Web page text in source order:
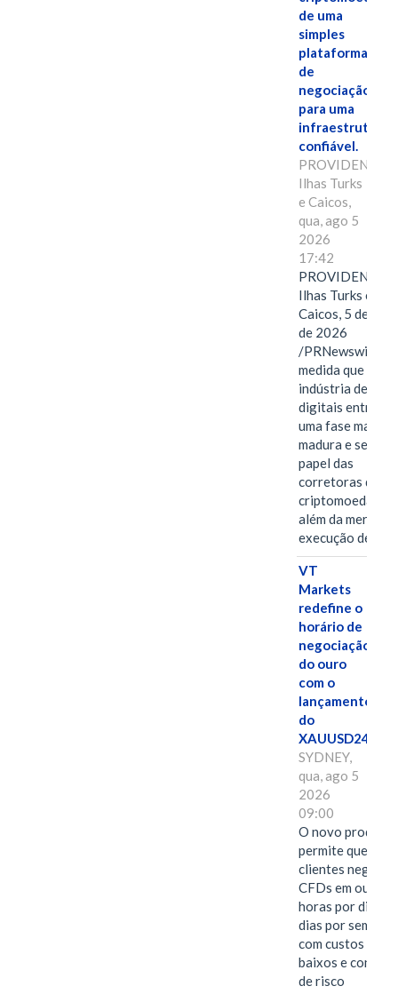
de uma
simples
plataforma
de
negociação
para uma
infraestrutura
confiável.
Ilhas Turks
e Caicos,
qua, ago 5
2026
17:42
Ilhas Turks e
Caicos, 5 de
de 2026
/PRNewswire/
medida que a
indústria de
digitais entra em
uma fase mais
madura e
papel das
corretoras de
criptomoedas
além da mera
execução de…
VT
Markets
redefine o
horário de
negociação
do ouro
com o
lançamento
do
XAUUSD247
SYDNEY,
qua, ago 5
2026
09:00
O novo produto
permite que os
clientes
CFDs em ouro
horas por dia,
dias por semana,
com custos mais
baixos e
de risco